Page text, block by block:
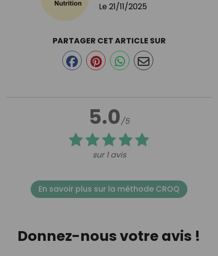
Le 21/11/2025
5.0/5
sur 1 avis
PARTAGER CET ARTICLE SUR
En savoir plus sur la méthode CROQ
Donnez-nous votre avis !